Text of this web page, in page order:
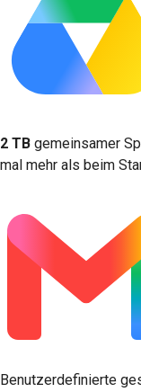
2 TB gemeinsamer
mal mehr als beim
Benutzerdefinierte